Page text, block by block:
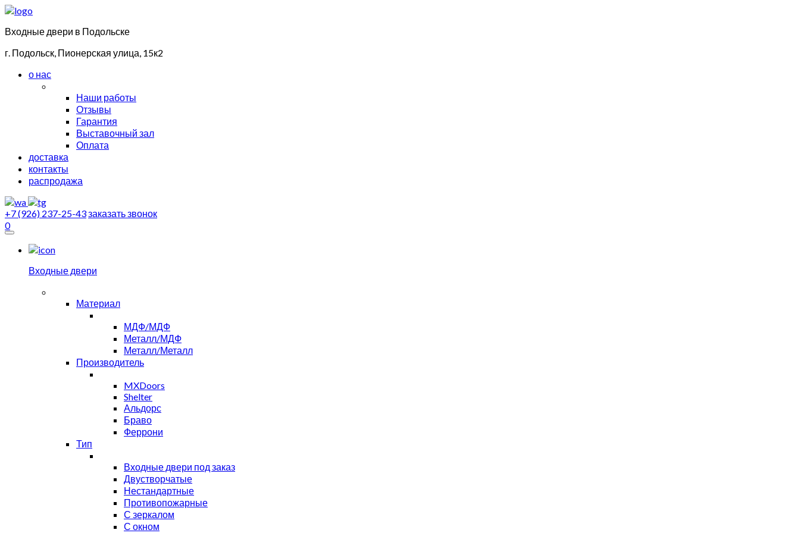
Входные двери в Подольске
г. Подольск, Пионерская улица, 15к2
о нас
Наши работы
Отзывы
Гарантия
Выставочный зал
Оплата
доставка
контакты
распродажа
+7 (926) 237-25-43заказать звонок
0
Входные двери
Материал
МДФ/МДФ
Металл/МДФ
Металл/Металл
Производитель
MXDoors
Shelter
Альдорс
Браво
Феррони
Тип
Входные двери под заказ
Двустворчатые
Нестандартные
Противопожарные
С зеркалом
С окном